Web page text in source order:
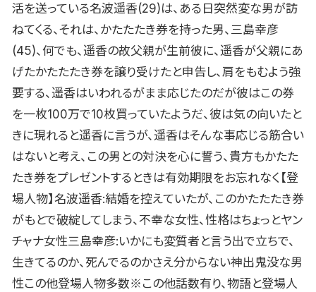
活を送っている名波遥香(29)は、ある日突然変な男が訪
ねてくる、それは、かたたたき券を持った男、三島幸彦
(45)、何でも、遥香の故父親が生前彼に、遥香が父親にあ
げたかたたたき券を譲り受けたと申告し、肩をもむよう強
要する、遥香はいわれるがまま応じたのだが彼はこの券
を一枚100万で10枚買っていたようだ、彼は気の向いたと
きに現れると遥香に言うが、遥香はそんな事応じる筋合い
はないと考え、この男との対決を心に誓う、貴方もかたた
たき券をプレゼントするときは有効期限をお忘れなく【登
場人物】名波遥香:結婚を控えていたが、このかたたたき券
がもとで破綻してしまう、不幸な女性、性格はちょっとヤン
チャナ女性三島幸彦:いかにも変質者と言う出で立ちで、
生きてるのか、死んでるのかさえ分からない神出鬼没な男
性この他登場人物多数※この他話数有り、物語と登場人